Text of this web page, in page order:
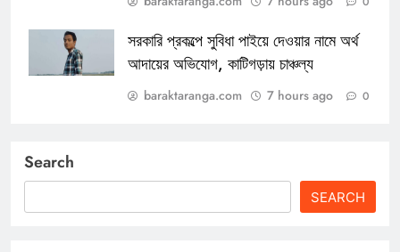
সরকারি প্রকল্পে সুবিধা পাইয়ে দেওয়ার নামে অর্থ
আদায়ের অভিযোগ, কাটিগড়ায় চাঞ্চল্য
baraktaranga.com 7 hours ago 0
Search
SEARCH